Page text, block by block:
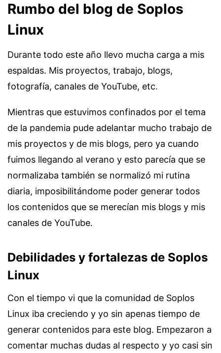
Rumbo del blog de Soplos
Linux
Durante todo este año llevo mucha carga a mis
espaldas. Mis proyectos, trabajo, blogs,
fotografía, canales de YouTube, etc.
Mientras que estuvimos confinados por el tema
de la pandemia pude adelantar mucho trabajo de
mis proyectos y de mis blogs, pero ya cuando
fuimos llegando al verano y esto parecía que se
normalizaba también se normalizó mi rutina
diaria, imposibilitándome poder generar todos
los contenidos que se merecían mis blogs y mis
canales de YouTube.
Debilidades y fortalezas de Soplos
Linux
Con el tiempo vi que la comunidad de Soplos
Linux iba creciendo y yo sin apenas tiempo de
generar contenidos para este blog. Empezaron a
comentar muchas dudas al respecto y yo casi sin